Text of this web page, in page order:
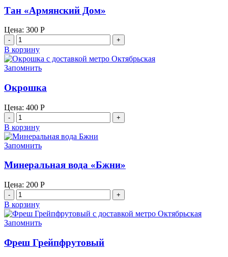
Тан «Армянский Дом»
Цена: 300 Р
Количество
товара
Тан
"Армянский
В корзину
Запомнить
Окрошка
Цена: 400 Р
Количество
товара
Окрошка
В корзину
Запомнить
Минеральная вода «Бжни»
Цена: 200 Р
Количество
товара
Минеральная
вода
В корзину
Запомнить
Фреш Грейпфрутовый